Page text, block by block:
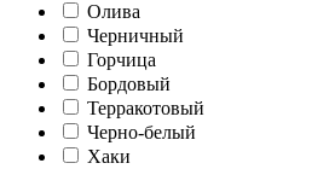
Олива
Черничный
Горчица
Бордовый
Терракотовый
Черно-белый
Хаки